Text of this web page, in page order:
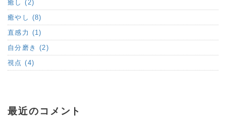
癒し (2)
癒やし (8)
直感力 (1)
自分磨き (2)
視点 (4)
最近のコメント